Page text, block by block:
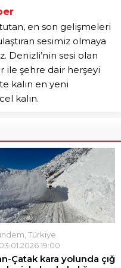
en son gelişmeleri
sesimiz olmaya
Denizli’nin sesi olan
ile şehre dair herşeyi
kalın en yeni
kalın.
Türkiye
03.01.2026 19:00
Çatak kara yolunda çığ